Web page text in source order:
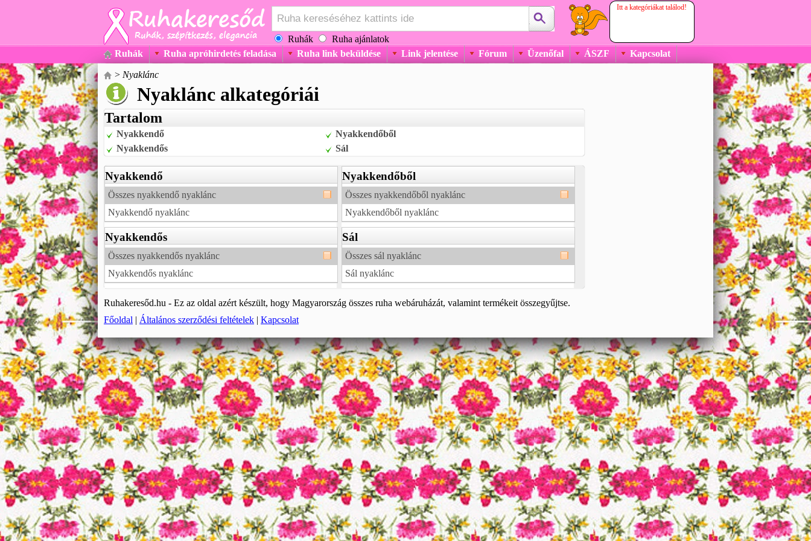
Ruhák Ruha ajánlatok
Itt a kategóriákat találod!
Ruhák Ruha apróhirdetés feladása Ruha link beküldése Link jelentése Fórum Üzenőfal ÁSZF Kapcsolat
> Nyaklánc
Nyaklánc alkategóriái
Tartalom
Nyakkendő
Nyakkendőből
Nyakkendős
Sál
Nyakkendő
Összes nyakkendő nyaklánc
Nyakkendő nyaklánc
Nyakkendős
Összes nyakkendős nyaklánc
Nyakkendős nyaklánc
Nyakkendőből
Összes nyakkendőből nyaklánc
Nyakkendőből nyaklánc
Sál
Összes sál nyaklánc
Sál nyaklánc
Ruhakeresőd.hu - Ez az oldal azért készült, hogy Magyarország összes ruha webáruházát, valamint termékeit összegyűjtse.
Főoldal | Általános szerződési feltételek | Kapcsolat